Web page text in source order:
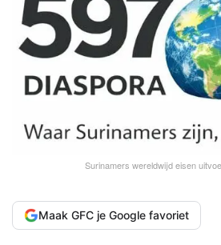
Surinamers wereldwijd eisen
Maak GFC je Google favoriet